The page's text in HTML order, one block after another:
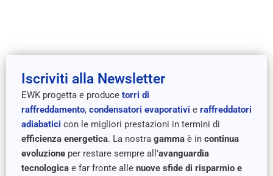
Iscriviti alla Newsletter
EWK progetta e produce torri di
raffreddamento, condensatori evaporativi e raffreddatori
adiabatici con le migliori prestazioni in termini di
efficienza energetica. La nostra gamma è in continua
evoluzione per restare sempre all’avanguardia
tecnologica e far fronte alle nuove sfide di risparmio e